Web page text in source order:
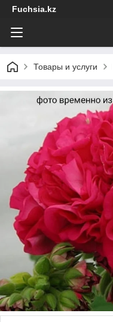
Fuchsia.kz
Товары и услуги